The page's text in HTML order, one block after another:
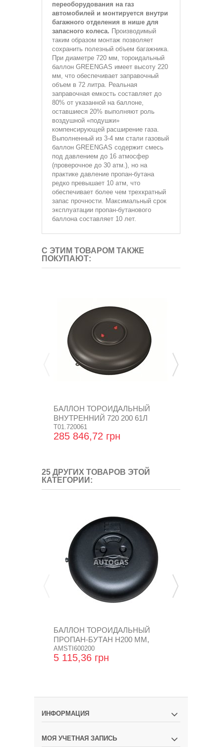
переоборудования на газ
автомобилей и монтируется внутри
багажного отделения в нише для
запасного колеса. Производимый
таким образом монтаж позволяет
сохранить полезный объем багажника.
При диаметре 720 мм, тороидальный
баллон GREENGAS имеет высоту 220
мм, что обеспечивает заправочный
объем в 72 литра. Реальная
заправочная емкость составляет до
80% от указанной на баллоне,
оставшиеся 20% выполняют роль
воздушной «подушки»
компенсирующей расширение газа.
Выполненный из 3-4 мм стали газовый
баллон GREENGAS содержит смесь
под давлением до 16 атмосфер
(проверочное до 30 атм.), но на
практике давление пропан-бутана
редко превышает 10 атм, что
обеспечивает более чем трехкратный
запас прочности. Максимальный срок
эксплуатации пропан-бутанового
баллона составляет 10 лет.
С ЭТИМ ТОВАРОМ ТАКЖЕ
ПОКУПАЮТ:
БАЛЛОН ТОРОИДАЛЬНЫЙ
ВНУТРЕННИЙ 720 200 61Л
T01.720061
285 846,72 грн
25 ДРУГИХ ТОВАРОВ ЭТОЙ
КАТЕГОРИИ:
БАЛЛОН ТОРОИДАЛЬНЫЙ
ПРОПАН-БУТАН H200 MM,
D600...
AMSTI600200
5 115,36 грн
ИНФОРМАЦИЯ
МОЯ УЧЕТНАЯ ЗАПИСЬ